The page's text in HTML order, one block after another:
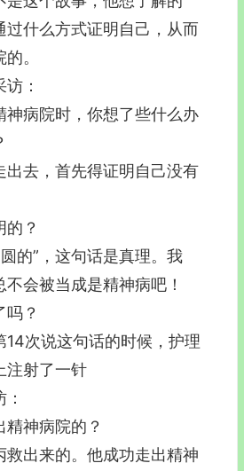
过什么方式证明自己，从而
。
：
神病院时，你想了些什么办
出去，首先得证明自己没有
？
的”，这句话是真理。我
会被当成是精神病吧！
？
14次说这句话的时候，护理
注射了一针
神病院的？
救出来的。他成功走出精神